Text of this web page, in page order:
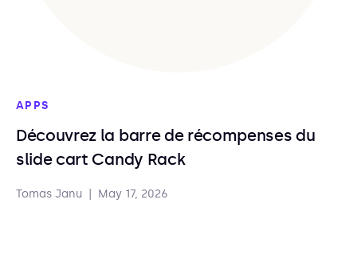
APPS
Découvrez la barre de récompenses du
slide cart Candy Rack
Tomas Janu May 17, 2026